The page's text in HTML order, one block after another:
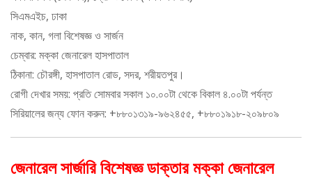
সিএমএইচ, ঢাকা
নাক, কান, গলা বিশেষজ্ঞ ও সার্জন
চেম্বার: মক্কা জেনারেল হাসপাতাল
ঠিকানা: চৌরঙ্গী, হাসপাতাল রোড, সদর, শরীয়তপুর।
রোগী দেখার সময়: প্রতি সোমবার সকাল ১০.০০টা থেকে বিকাল ৪.০০টা পর্যন্ত
সিরিয়ালের জন্য ফোন করুন: +৮৮০১৩১৯-৯৬২৪৫৫, +৮৮০১৯১৮-২০৯৮০৯
জেনারেল সার্জারি বিশেষজ্ঞ ডাক্তার মক্কা জেনারেল